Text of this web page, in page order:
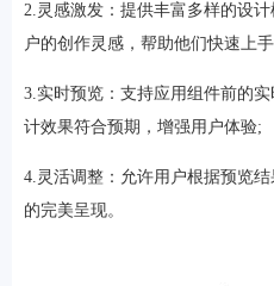
2.灵感激发：提供丰富多样的设
户的创作灵感，帮助他们快速上
3.实时预览：支持应用组件前的
计效果符合预期，增强用户体验;
4.灵活调整：允许用户根据预览
的完美呈现。